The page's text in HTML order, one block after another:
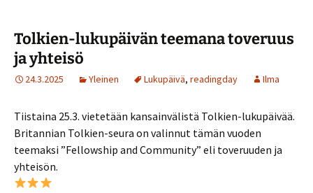
Tolkien-lukupäivän teemana toveruus
ja yhteisö
24.3.2025 Yleinen Lukupäivä, readingday Ilma
Tiistaina 25.3. vietetään kansainvälistä Tolkien-lukupäivää.
Britannian Tolkien-seura on valinnut tämän vuoden
teemaksi ”Fellowship and Community” eli toveruuden ja
yhteisön.